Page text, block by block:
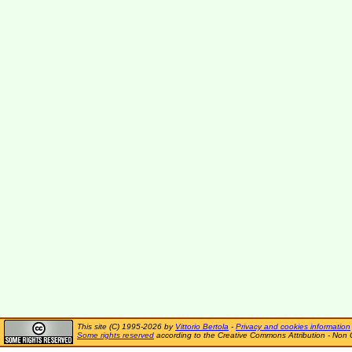
This site (C) 1995-2026 by Vittorio Bertola - Privacy and cookies information
Some rights reserved according to the Creative Commons Attribution - Non